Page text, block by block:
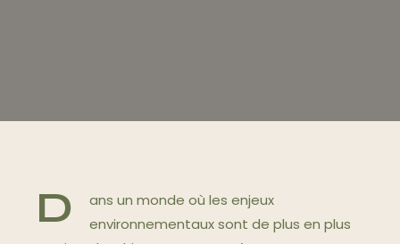
D
ans un monde où les enjeux
environnementaux sont de plus en plus